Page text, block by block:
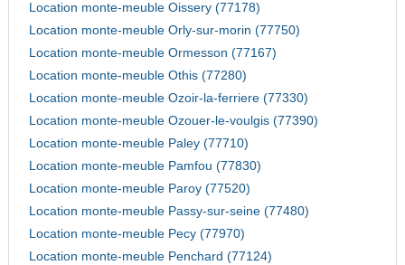
Location monte-meuble Oissery (77178)
Location monte-meuble Orly-sur-morin (77750)
Location monte-meuble Ormesson (77167)
Location monte-meuble Othis (77280)
Location monte-meuble Ozoir-la-ferriere (77330)
Location monte-meuble Ozouer-le-voulgis (77390)
Location monte-meuble Paley (77710)
Location monte-meuble Pamfou (77830)
Location monte-meuble Paroy (77520)
Location monte-meuble Passy-sur-seine (77480)
Location monte-meuble Pecy (77970)
Location monte-meuble Penchard (77124)